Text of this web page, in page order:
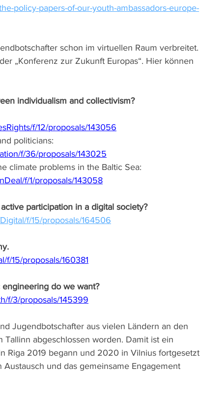
policy-papers-of-our-youth-ambassadors-europe-
schon im virtuellen Raum verbreitet.
„Konferenz zur Zukunft Europas“. Hier können
individualism and collectivism?
f/12/proposals/143056
politicians:
f/36/proposals/143025
climate problems in the Baltic Sea:
f/1/proposals/143058
participation in a digital society?
f/15/proposals/164506
f/15/proposals/160381
do we want?
f/3/proposals/145399
Jugendbotschafter aus vielen Ländern an den
abgeschlossen worden. Damit ist ein
Riga 2019 begann und 2020 in Vilnius fortgesetzt
und das gemeinsame Engagement